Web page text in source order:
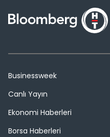
Businessweek
Canlı Yayın
Ekonomi Haberleri
Borsa Haberleri